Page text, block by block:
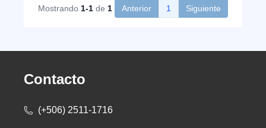
Mostrando 1-1 de 1 Anterior 1 Siguiente
Contacto
(+506) 2511-1716